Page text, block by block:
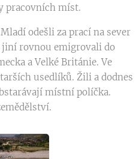
pracovních míst.
odešli za prací na sever
jiní rovnou emigrovali do
a Velké Británie. Ve
usedlíků. Žili a dodnes
místní políčka.